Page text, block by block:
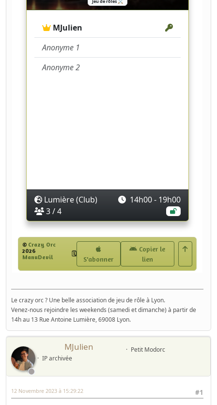
Le crazy orc ? Une belle association de jeu de rôle à Lyon.
Venez-nous rejoindre les weekends (samedi et dimanche) à partir de
14h au 13 Rue Antoine Lumière, 69008 Lyon.
MJulien
Petit Modorc
IP archivée
#1
12 Novembre 2023 à 15:29:22